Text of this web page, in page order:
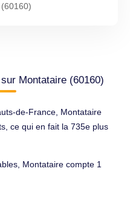
Montataire (60160)
de-France, Montataire
ce qui en fait la 735e plus
Montataire compte 1